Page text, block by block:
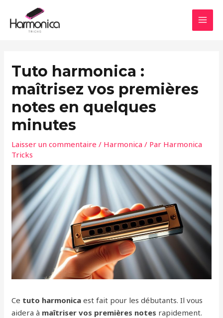
contenu
Tuto harmonica :
maîtrisez vos premières
notes en quelques
minutes
Laisser un commentaire / Harmonica / Par Harmonica
Tricks
Ce tuto harmonica est fait pour les débutants. Il vous
aidera à maîtriser vos premières notes rapidement.
Navigation
des
articles